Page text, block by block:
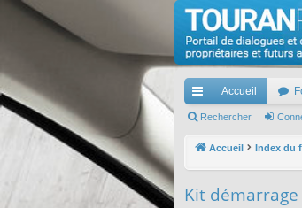
Le forum des propriétaires
cc
ès
ra
pi
Accueil
Rechercher
Accueil Index du
Kit